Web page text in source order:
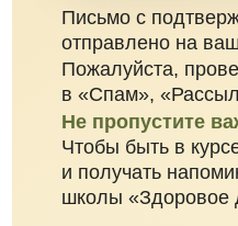
Пожалуйста,
в «Спам»,
Не пропустите
Чтобы быть в курсе
и получать
школы «Здоровое